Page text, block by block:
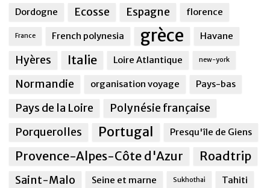
Dordogne Ecosse Espagne florence
France French polynesia grèce Havane
Hyères Italie Loire Atlantique new-york
Normandie organisation voyage Pays-bas
Pays de la Loire
Polynésie française
Porquerolles
Portugal Presqu'île de Giens
Provence-Alpes-Côte d'Azur Roadtrip
Saint-Malo Seine et marne Sukhothai Tahiti